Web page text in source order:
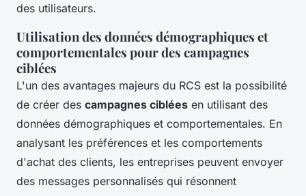
des utilisateurs.
Utilisation des données démographiques et
comportementales pour des campagnes
ciblées
L'un des avantages majeurs du RCS est la possibilité
de créer des campagnes ciblées en utilisant des
données démographiques et comportementales. En
analysant les préférences et les comportements
d'achat des clients, les entreprises peuvent envoyer
des messages personnalisés qui résonnent